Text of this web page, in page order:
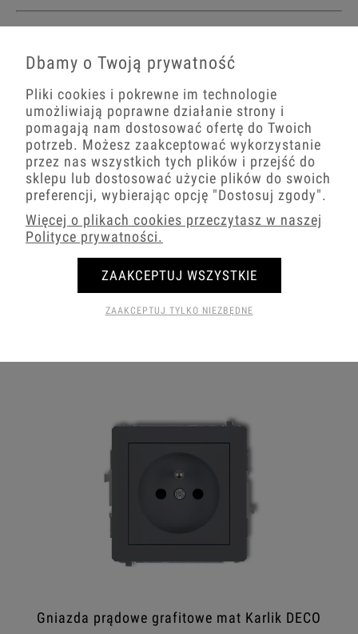
Włączniki Amerykańskie grafitowe mat Karlik
DECO
Gniazda prądowe grafitowe mat Karlik DECO
Dbamy o Twoją prywatność
Pliki cookies i pokrewne im technologie
umożliwiają poprawne działanie strony i
pomagają nam dostosować ofertę do Twoich
potrzeb. Możesz zaakceptować wykorzystanie
przez nas wszystkich tych plików i przejść do
sklepu lub dostosować użycie plików do swoich
preferencji, wybierając opcję "Dostosuj zgody".
Więcej o plikach cookies przeczytasz w naszej
Polityce prywatności.
ZAAKCEPTUJ TYLKO NIEZBĘDNE
ZAAKCEPTUJ WSZYSTKIE